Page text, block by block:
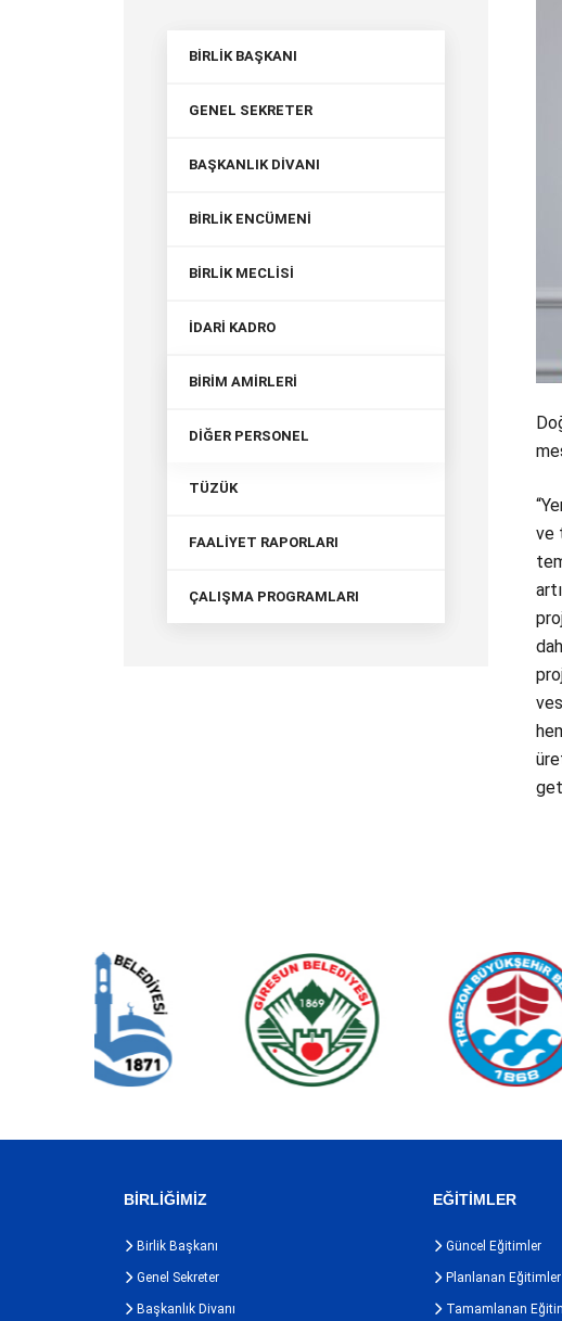
BİRLİK BAŞKANI
GENEL SEKRETER
BAŞKANLIK DİVANI
BİRLİK ENCÜMENİ
BİRLİK MECLİSİ
İDARİ KADRO
BİRİM AMİRLERİ
DİĞER PERSONEL
TÜZÜK
FAALİYET RAPORLARI
ÇALIŞMA PROGRAMLARI
ve
BİRLİĞİMİZ
Birlik Başkanı
Genel Sekreter
Başkanlık Divanı
EĞİTİMLER
Güncel Eğitimler
Planlanan Eğitimler
Tamamlanan